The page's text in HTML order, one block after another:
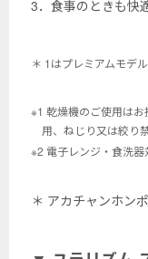
3．食事のときも快
＊ 1はプレミアムモデ
※1 乾燥機のご使用は
用、ねじり又は絞り
※2 電子レンジ・食洗器
＊ アカチャンホン